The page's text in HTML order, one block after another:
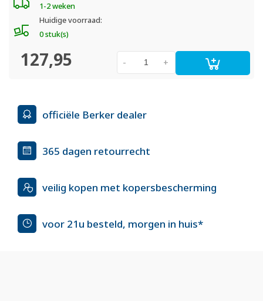
1-2 weken
Huidige voorraad:
0 stuk(s)
127,95 +
-
officiële Berker dealer
365 dagen retourrecht
veilig kopen met kopersbescherming
voor 21u besteld, morgen in huis*